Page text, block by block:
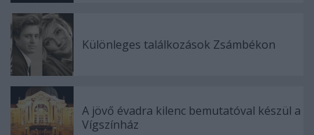
Különleges találkozások Zsámbékon
A jövő évadra kilenc bemutatóval készül a
Vígszínház